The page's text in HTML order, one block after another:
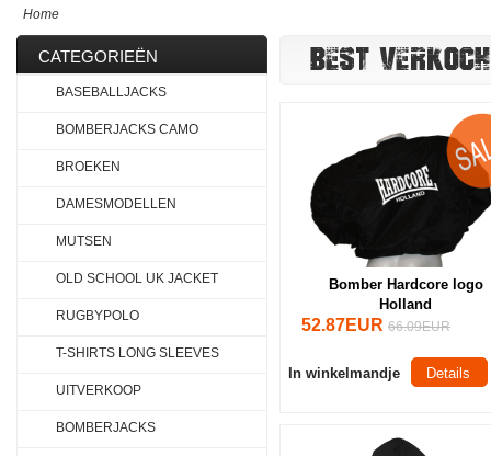
Home
BEST
Bomber Hardcore logo
Holland
52.87EUR 66.09EUR
In winkelmandje Details
CATEGORIEËN
BASEBALLJACKS
BOMBERJACKS CAMO
BROEKEN
DAMESMODELLEN
MUTSEN
OLD SCHOOL UK JACKET
RUGBYPOLO
T-SHIRTS LONG SLEEVES
UITVERKOOP
BOMBERJACKS